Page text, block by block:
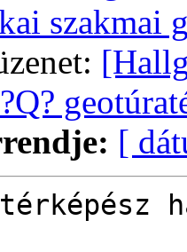
szakmai
[